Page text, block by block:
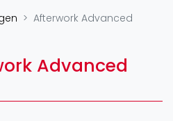
Afterwork Advanced
Advanced